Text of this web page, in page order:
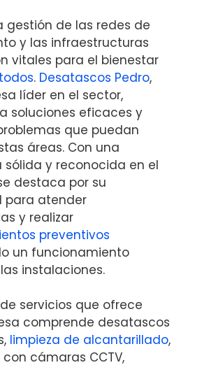
gestión de las redes de
y las infraestructuras
vitales para el bienestar
. Desatascos Pedro,
líder en el sector,
soluciones eficaces y
que puedan
áreas. Con una
y reconocida en el
destaca por su
para atender
y realizar
preventivos
un funcionamiento
instalaciones.
servicios que ofrece
comprende desatascos
limpieza de alcantarillado,
cámaras CCTV,